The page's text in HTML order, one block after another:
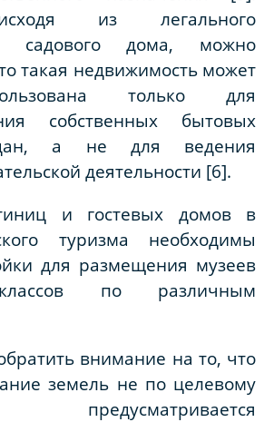
из легального
садового дома, можно
такая недвижимость может
только для
собственных бытовых
а не для ведения
деятельности [6].
и гостевых домов в
туризма необходимы
для размещения музеев
по различным
внимание на то, что
земель не по целевому
предусматривается